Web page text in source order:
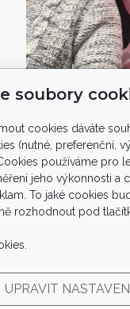
tak i nemoc.
příležitost
kterým z
prostor.
možný nástroj,
pravdu, harmonicky
zase začneme
soubory
cookies dáváte
(nutné, preferenční,
používáme pro
jeho výkonnosti a
To jaké cookies
rozhodnout pod
UPRAVIT